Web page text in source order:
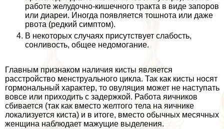
работе желудочно-кишечного тpaкта в виде запоров
или диареи. Иногда появляется тошнота или даже
рвота (редкий симптом).
В некоторых случаях присутствует слабость,
сонливость, общее недомогание.
Главным признаком наличия кисты является
расстройство мeнcтpуального цикла. Так как кисты носят
гормональный хаpaктер, то овуляция может не наступать
вовсе или приходить с задержкой. Работа яичников
сбивается (так как вместо желтого тела на яичнике
локализуется киста) и в итоге, вместо обычных мecячных
женщина наблюдает мажущие выделения.